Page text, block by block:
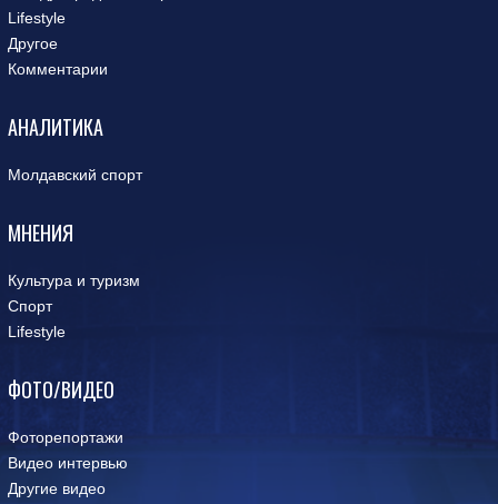
Lifestyle
Другое
Комментарии
АНАЛИТИКА
Молдавский спорт
МНЕНИЯ
Культура и туризм
Спорт
Lifestyle
ФОТО/ВИДЕО
Фоторепортажи
Видео интервью
Другие видео